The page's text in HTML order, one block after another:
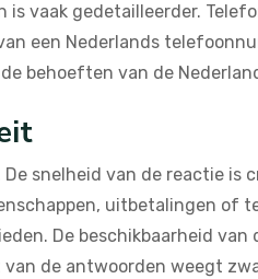
vaak gedetailleerder.
een Nederlands
behoeften van de
snelheid van de reactie
uitbetalingen
De beschikbaarheid
de antwoorden weegt